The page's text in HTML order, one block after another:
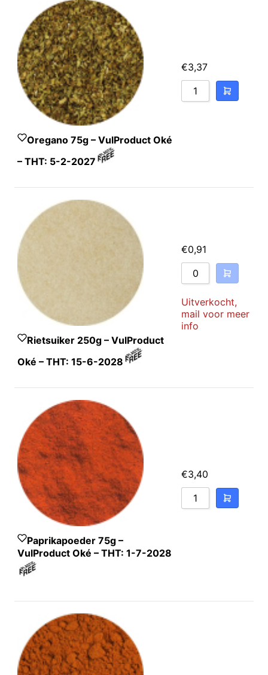
Oregano 75g – VulProduct Oké
– THT: 5-2-2027
€3,37
Rietsuiker 250g – VulProduct
Oké – THT: 15-6-2028
€0,91
Uitverkocht,
mail voor meer
info
Paprikapoeder 75g –
VulProduct Oké – THT: 1-7-2028
€3,40